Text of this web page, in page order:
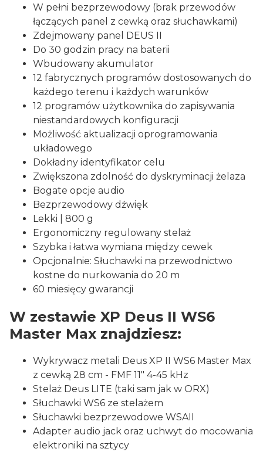
W pełni bezprzewodowy (brak przewodów
łączących panel z cewką oraz słuchawkami)
Zdejmowany panel DEUS II
Do 30 godzin pracy na baterii
Wbudowany akumulator
12 fabrycznych programów dostosowanych do
każdego terenu i każdych warunków
12 programów użytkownika do zapisywania
niestandardowych konfiguracji
Możliwość aktualizacji oprogramowania
układowego
Dokładny identyfikator celu
Zwiększona zdolność do dyskryminacji żelaza
Bogate opcje audio
Bezprzewodowy dźwięk
Lekki | 800 g
Ergonomiczny regulowany stelaż
Szybka i łatwa wymiana między cewek
Opcjonalnie: Słuchawki na przewodnictwo
kostne do nurkowania do 20 m
60 miesięcy gwarancji
W zestawie XP Deus II WS6
Master Max znajdziesz:
Wykrywacz metali Deus XP II WS6 Master Max
z cewką 28 cm - FMF 11" 4-45 kHz
Stelaż Deus LITE (taki sam jak w ORX)
Słuchawki WS6 ze stelażem
Słuchawki bezprzewodowe WSAII
Adapter audio jack oraz uchwyt do mocowania
elektroniki na sztycy